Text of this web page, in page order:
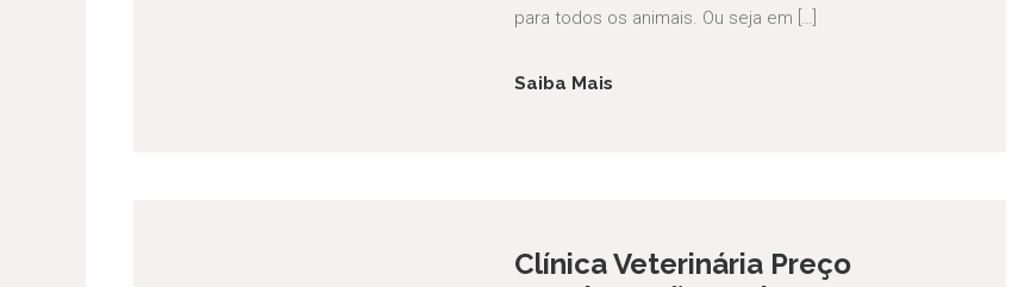
para todos os animais. Ou seja em […]
Saiba Mais
Clínica Veterinária Preço